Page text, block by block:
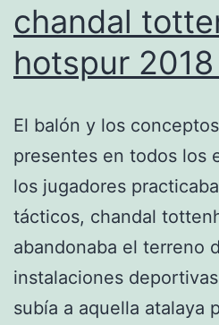
chandal
hotspur
El balón y los
presentes en todos los
los jugadores
tácticos, chandal
abandonaba el terreno
instalaciones
subía a aquella atalaya